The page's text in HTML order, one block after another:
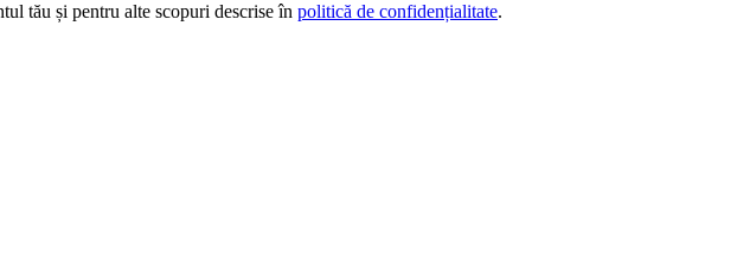
tău și pentru alte scopuri descrise în politică de confidențialitate.